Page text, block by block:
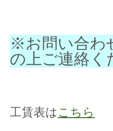
※お問い合わ
の上ご連絡く
工賃表は こちら